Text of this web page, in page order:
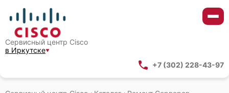
Сервисный центр Cisco
в Иркутске
+7 (302) 228-43-97